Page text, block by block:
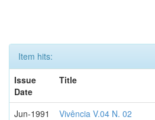
Item hits:
Issue
Date
Title
Jun-1991 Vivência V.04 N. 02